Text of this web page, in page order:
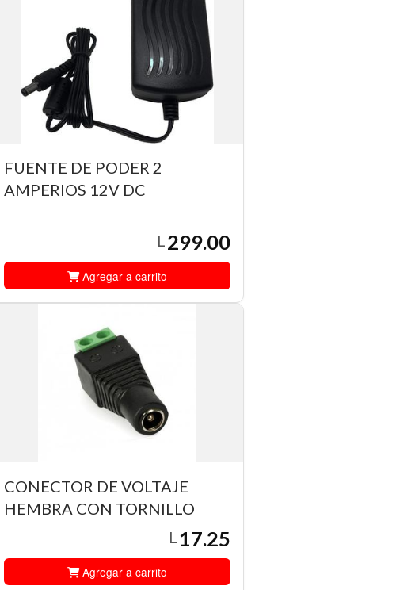
FUENTE DE PODER 2
AMPERIOS 12V DC
L299.00
Agregar a carrito
CONECTOR DE VOLTAJE
HEMBRA CON TORNILLO
L17.25
Agregar a carrito